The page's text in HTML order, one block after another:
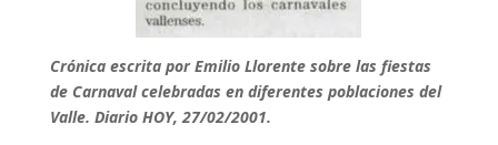
Crónica escrita por Emilio Llorente sobre las fiestas
de Carnaval celebradas en diferentes poblaciones del
Valle. Diario HOY, 27/02/2001.